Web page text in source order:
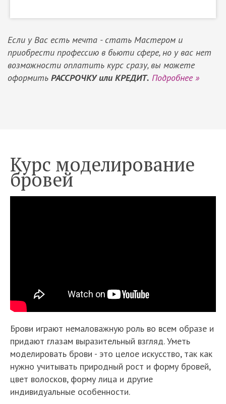
Если у Вас есть мечта - стать Мастером и
приобрести профессию в бьюти сфере, но у вас нет
возможности оплатить курс сразу, вы можете
оформить РАССРОЧКУ или КРЕДИТ. Подробнее »
Курс моделирование
бровей
Брови играют немаловажную роль во всем образе и
придают глазам выразительный взгляд. Уметь
моделировать брови - это целое искусство, так как
нужно учитывать природный рост и форму бровей,
цвет волосков, форму лица и другие
индивидуальные особенности.